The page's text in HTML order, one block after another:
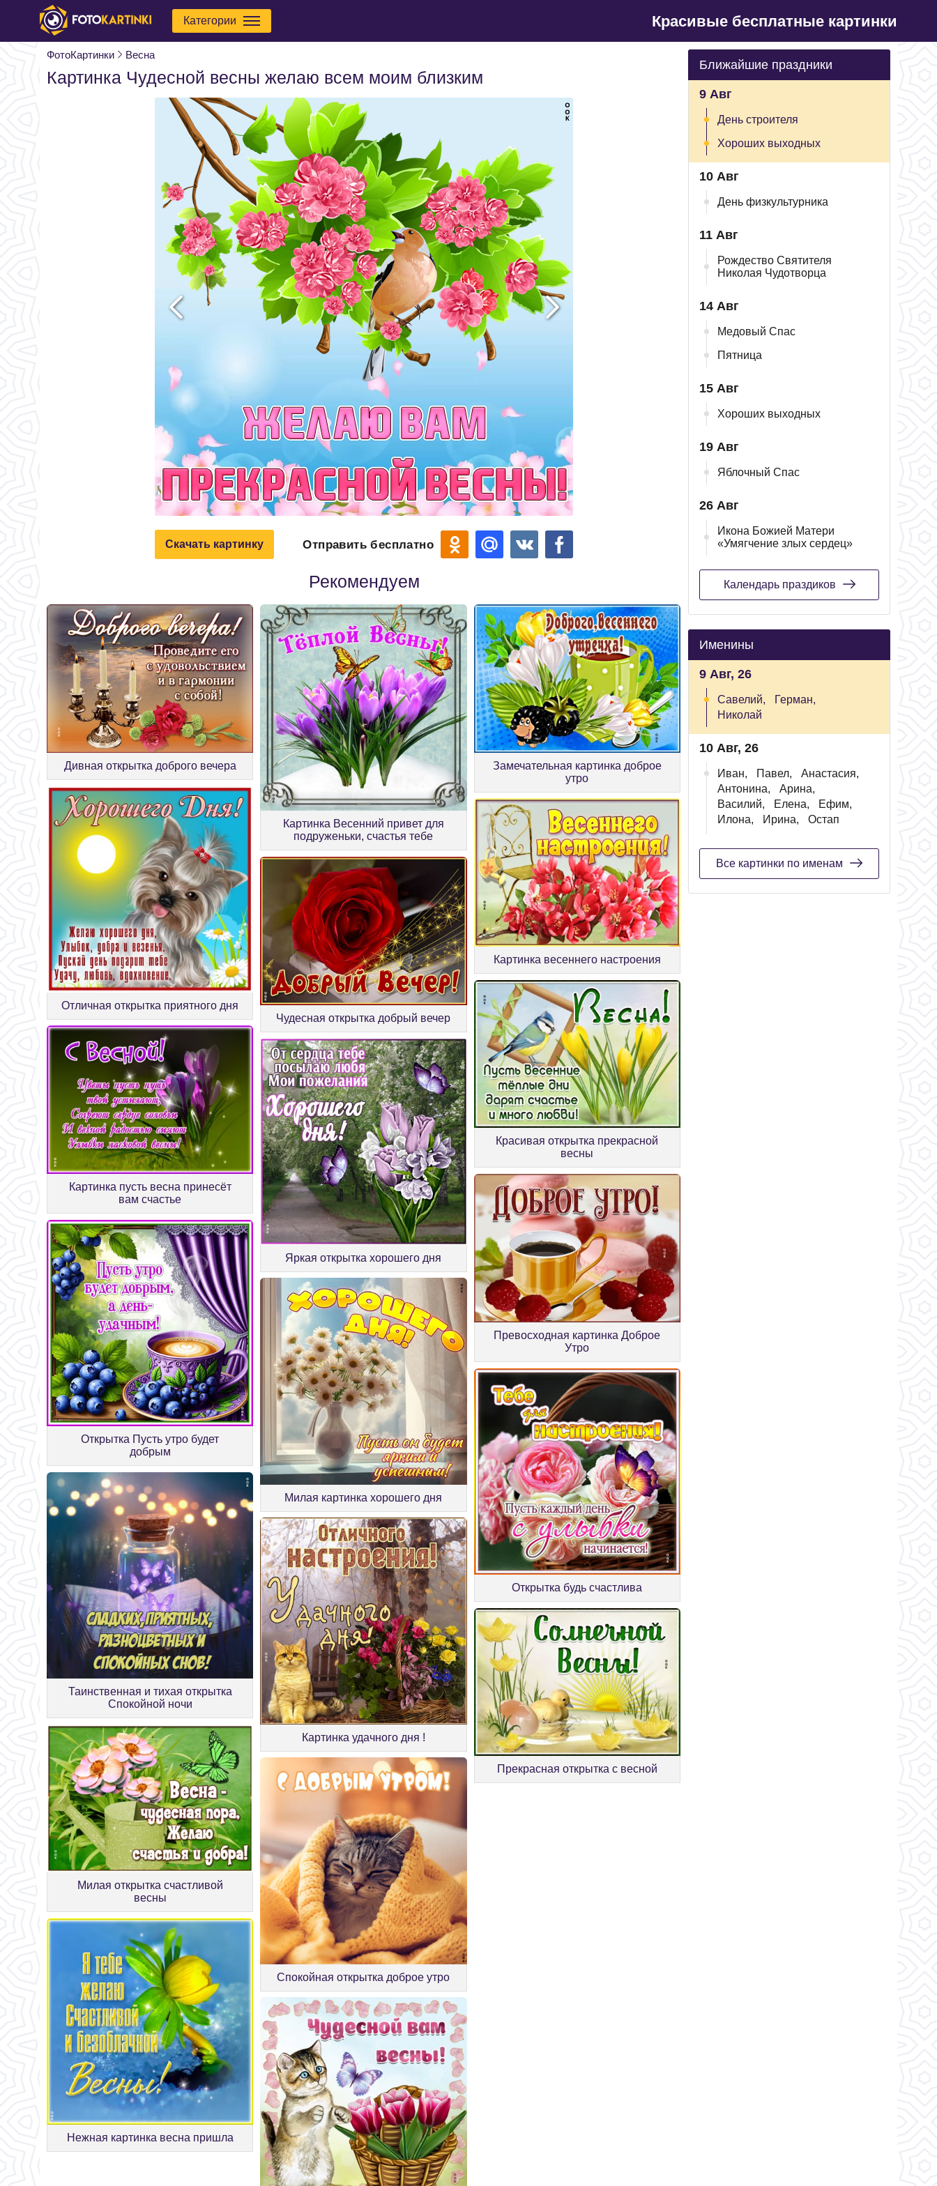
Категории Красивые бесплатные картинки
ФотоКартинки Весна
Картинка Чудесной весны желаю всем моим близким
Скачать картинку Отправить бесплатно
Рекомендуем
Дивная открытка доброго вечера
Картинка Весенний привет для
подруженьки, счастья тебе
Замечательная картинка доброе
утро
Отличная открытка приятного дня
Чудесная открытка добрый вечер
Картинка весеннего настроения
Картинка пусть весна принесёт
вам счастье
Яркая открытка хорошего дня
Красивая открытка прекрасной
весны
Открытка Пусть утро будет
добрым
Милая картинка хорошего дня
Превосходная картинка Доброе
Утро
Таинственная и тихая открытка
Спокойной ночи
Картинка удачного дня !
Открытка будь счастлива
Милая открытка счастливой
весны
Спокойная открытка доброе утро
Прекрасная открытка с весной
Нежная картинка весна пришла
Ближайшие праздники
9 Авг
День строителя
Хороших выходных
10 Авг
День физкультурника
11 Авг
Рождество Святителя
Николая Чудотворца
14 Авг
Медовый Спас
Пятница
15 Авг
Хороших выходных
19 Авг
Яблочный Спас
26 Авг
Икона Божией Матери
«Умягчение злых сердец»
Календарь праздиков
Именины
9 Авг, 26
Савелий,
Герман,
Николай
10 Авг, 26
Иван, Павел,
Анастасия,
Антонина,
Арина,
Василий,
Елена,
Ефим,
Илона,
Ирина, Остап
Все картинки по именам